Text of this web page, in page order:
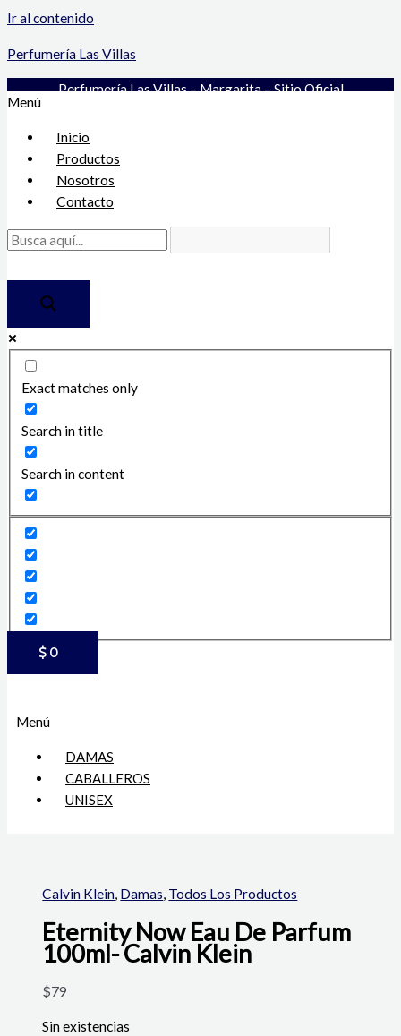
Ir al contenido
Perfumería Las Villas
Perfumería Las Villas – Margarita – Sitio Oficial
Menú
Inicio
Productos
Nosotros
Contacto
Exact matches only
Search in title
Search in content
$ 0
Menú
DAMAS
CABALLEROS
UNISEX
Calvin Klein, Damas, Todos Los Productos
Eternity Now Eau De Parfum
100ml- Calvin Klein
$79
Sin existencias